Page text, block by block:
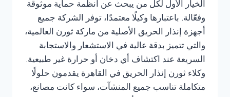
الخيار الأول لكل من يبحث عن أنظمة حماية موثوقة
وفعّالة. باعتبارها وكيلًا معتمدًا، توفر الشركة جميع
أجهزة إنذار الحريق الأصلية من ماركة ثورن العالمية،
والتي تتميز بدقة عالية في الاستشعار والاستجابة
السريعة عند اكتشاف أي دخان أو حرارة غير طبيعية.
وكلاء ثورن إنذار الحريق في القاهرة يقدمون حلولًا
متكاملة تناسب جميع المنشآت، سواء كانت مصانع،